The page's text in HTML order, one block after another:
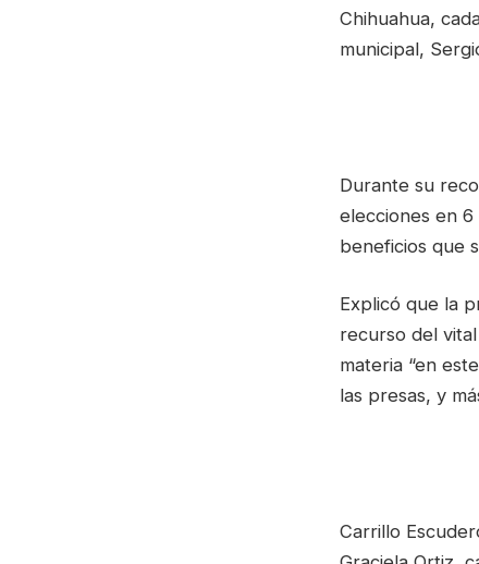
Chihuahua,
municipal,
Durante su
elecciones en
beneficios que
Explicó que la
recurso del
materia “en
las presas, y
Carrillo